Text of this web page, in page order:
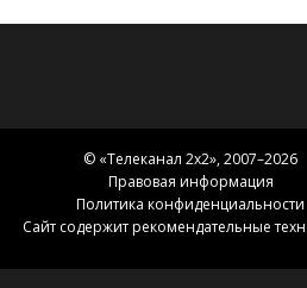
© «Телеканал 2x2», 2007–2026
Правовая информация
Политика конфиденциальности
Сайт содержит рекомендательные
Главная Телепрограмма